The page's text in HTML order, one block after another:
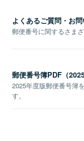
よくあるご質問・お
郵便番号に関するさま
郵便番号簿PDF（
2025年度版郵便番号簿
す。